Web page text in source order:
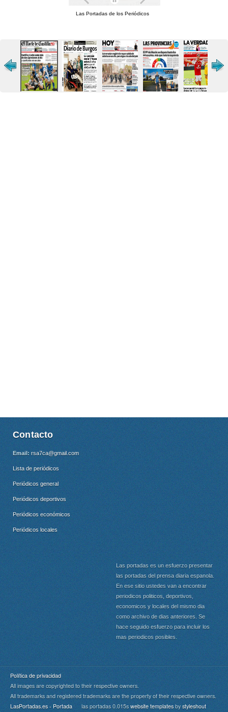
Las Portadas de los Periódicos
Contacto
Email: rsa7ca@gmail.com
Lista de periódicos
Periódicos general
Periódicos deportivos
Periódicos económicos
Periódicos locales
Las portadas es un esfuerzo presentar
las portadas del prensa diaria espanola.
En ese sitio ustedes van a encontrar
periodicos politicos, deportivos,
economicos y locales del mismo dia
como archivo de dias anteriores. Se
hace seguido esfuerzo para incluir los
mas periodicos posibles.
Política de privacidad
All images are copyrighted to their respective owners.
All trademarks and registered trademarks are the property of their respective owners.
LasPortadas.es - Portada las portadas 0.015s website templates by styleshout